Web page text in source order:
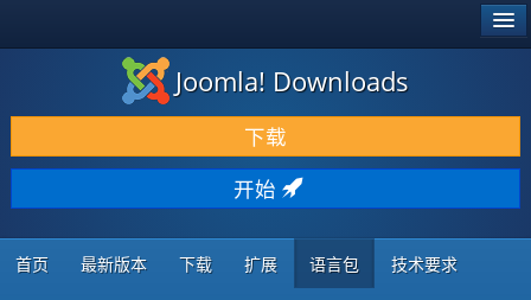
下载 & 扩展
发现 & 学习
社区 & 支持
开发者资源
Joomla! Downloads
下载
开始
首页 最新版本 下载 扩展 语言包 技术要求